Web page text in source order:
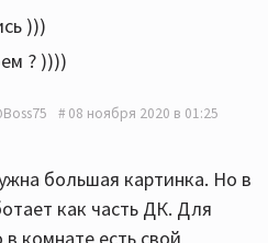
)))
? ))))
08 ноября 2020 в 01:25
большая картинка. Но в
как часть ДК. Для